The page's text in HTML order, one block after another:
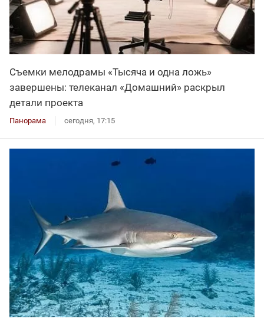
Съемки мелодрамы «Тысяча и одна ложь»
завершены: телеканал «Домашний» раскрыл
детали проекта
Панорама сегодня, 17:15